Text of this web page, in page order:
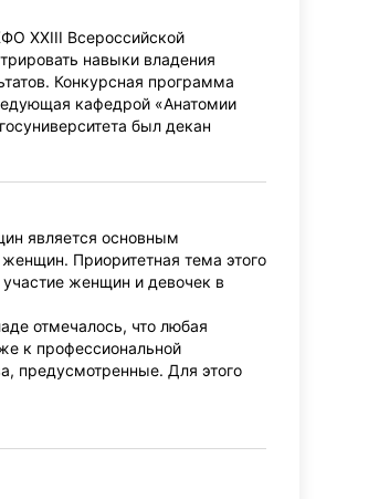
XXIII Всероссийской
навыки владения
Конкурсная программа
кафедрой «Анатомии
был декан
является основным
Приоритетная тема этого
женщин и девочек в
отмечалось, что любая
к профессиональной
предусмотренные. Для этого